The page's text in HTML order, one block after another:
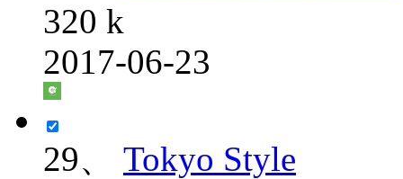
320 k
2017-06-23
29、
Tokyo Style